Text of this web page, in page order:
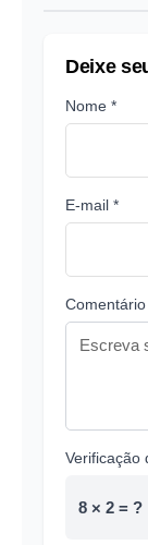
Deixe
Nome *
E-mail *
Comentário
Verificação
8 × 2 = ?